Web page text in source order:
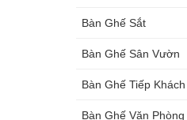
Bàn Ghế Sắt
Bàn Ghế Sân Vườn
Bàn Ghế Tiếp Khách
Bàn Ghế Văn Phòng